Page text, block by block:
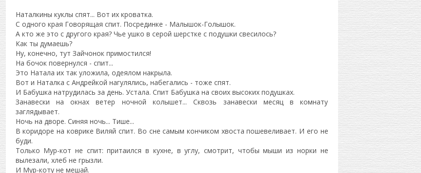
Наталкины куклы спят... Вот их кроватка.
С одного края Говорящая спит. Посрединке - Малышок-Голышок.
А кто же это с другого края? Чье ушко в серой шерстке с подушки свесилось?
Как ты думаешь?
Ну, конечно, тут Зайчонок примостился!
На бочок повернулся - спит...
Это Натала их так уложила, одеялом накрыла.
Вот и Наталка с Андрейкой нагулялись, набегались - тоже спят.
И Бабушка натрудилась за день. Устала. Спит Бабушка на своих высоких подушках.
Занавески на окнах ветер ночной колышет... Сквозь занавески месяц в комнату
заглядывает.
Ночь на дворе. Синяя ночь... Тише...
В коридоре на коврике Виляй спит. Во сне самым кончиком хвоста пошевеливает. И его не
буди.
Только Мур-кот не спит: притаился в кухне, в углу, смотрит, чтобы мыши из норки не
вылезали, хлеб не грызли.
И Мур-коту не мешай.